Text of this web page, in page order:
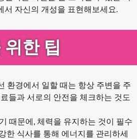
서 자신의 개성을 표현해보세요.
한 팁
환경에서 일할 때는 항상 주변을 주
들과 서로의 안전을 체크하는 것도
때문에, 체력을 유지하는 것이 필수
한 식사를 통해 에너지를 관리하세